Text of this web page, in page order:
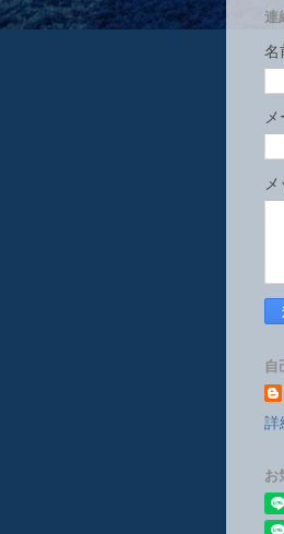
連
名
メ
自
詳
お